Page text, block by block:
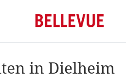
in Dielheim